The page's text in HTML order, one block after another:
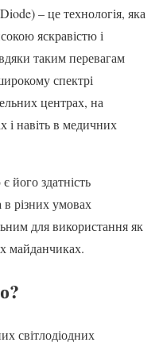
– це технологія, яка
яскравістю і
таким перевагам
спектрі
центрах, на
і навіть в медичних
здатність
в різних умовах
для використання як
майданчиках.
світлодіодних